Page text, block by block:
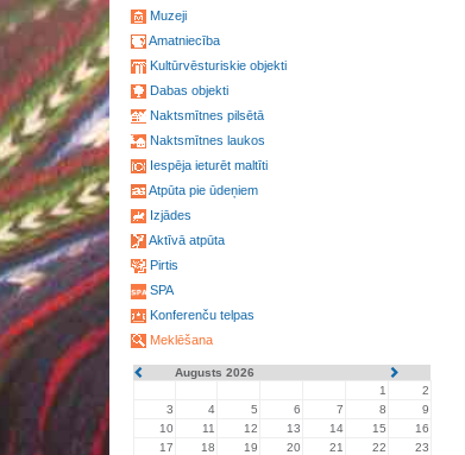
Muzeji
Amatniecība
Kultūrvēsturiskie objekti
Dabas objekti
Naktsmītnes pilsētā
Naktsmītnes laukos
Iespēja ieturēt maltīti
Atpūta pie ūdeņiem
Izjādes
Aktīvā atpūta
Pirtis
SPA
Konferenču telpas
Meklēšana
Augusts 2026
1
2
3
4 5 6 7 8
9
10
11 12 13 14 15
16
17
18 19 20 21 22
23